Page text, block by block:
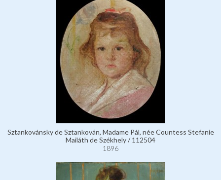
Sztankovánsky de Sztankován, Madame Pál, née Countess Stefanie
Mailáth de Székhely / 112504
1896